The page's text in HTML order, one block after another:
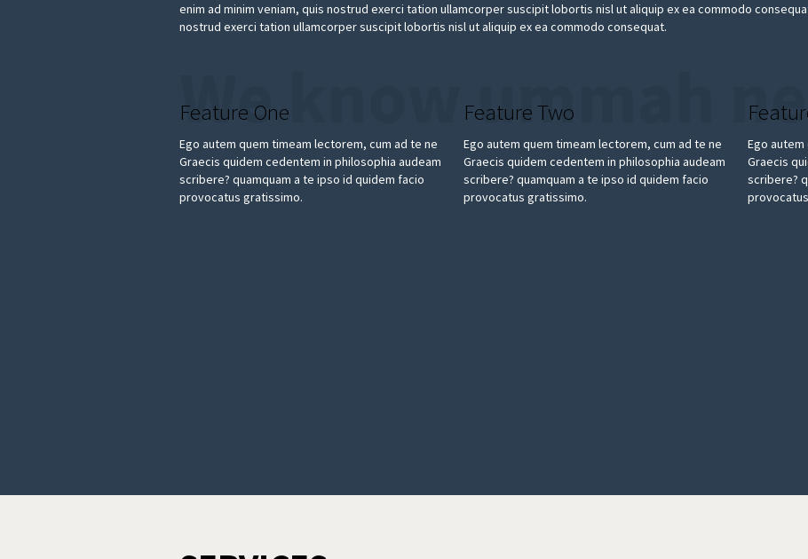
enim ad minim veniam, quis nostrud exerci tation ullamcorper suscipit lobortis nisl ut aliquip ex ea commodo
nostrud exerci tation ullamcorper suscipit lobortis nisl ut aliquip ex ea commodo consequat.
We know ummah
Feature One
Ego autem quem timeam lectorem, cum ad te ne
Graecis quidem cedentem in philosophia audeam
scribere? quamquam a te ipso id quidem facio
provocatus gratissimo.
Feature Two
Ego autem quem timeam lectorem, cum ad te ne
Graecis quidem cedentem in philosophia audeam
scribere? quamquam a te ipso id quidem facio
provocatus gratissimo.
Ego
Graecis
scribere?